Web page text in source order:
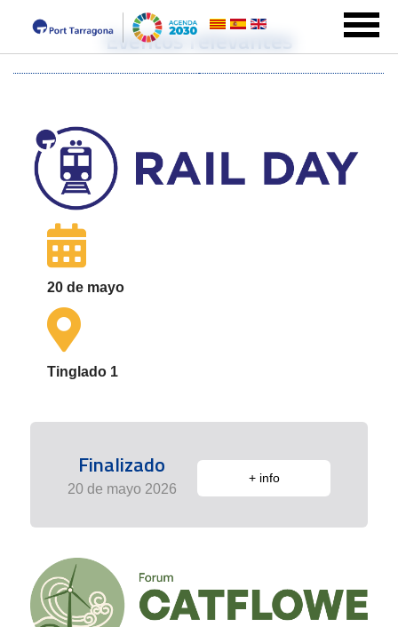
Eventos relevantes
20 de mayo
Tinglado 1
Finalizado
20 de mayo 2026
+ info